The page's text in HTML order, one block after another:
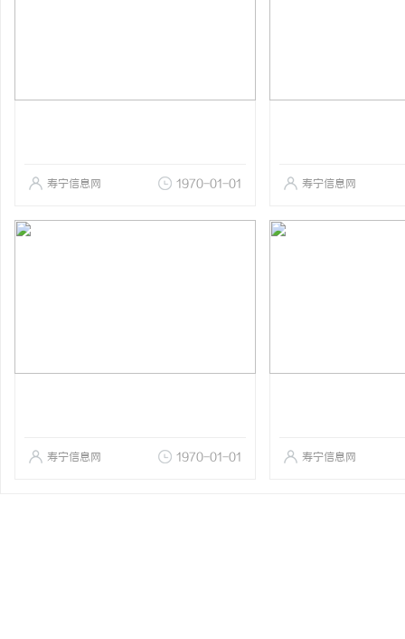
寿宁信息网 1970-01-01 寿宁信息网
寿宁信息网 1970-01-01 寿宁信息网